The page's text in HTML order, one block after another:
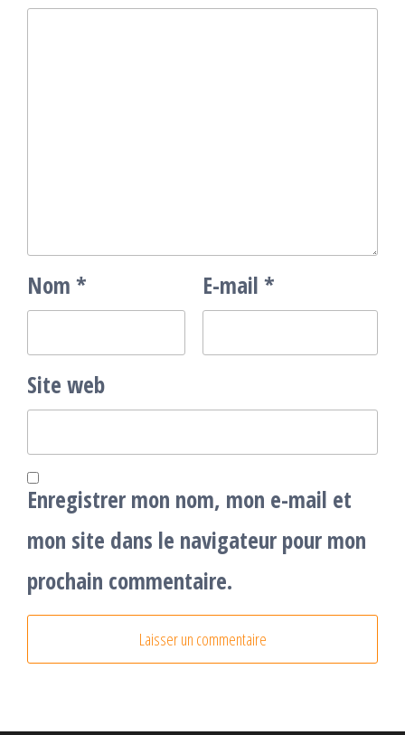
Nom * E-mail *
Site web
Enregistrer mon nom, mon e-mail et
mon site dans le navigateur pour mon
prochain commentaire.